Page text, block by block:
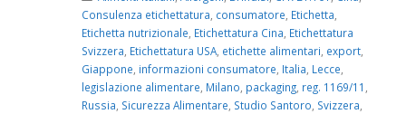
Consulenza etichettatura consumatore Etichetta
Etichetta nutrizionale Etichettatura Cina Etichettatura
Svizzera Etichettatura USA etichette alimentari export
Giappone informazioni consumatore Italia Lecce
legislazione alimentare Milano packaging reg. 1169/11
Russia Sicurezza Alimentare Studio Santoro Svizzera